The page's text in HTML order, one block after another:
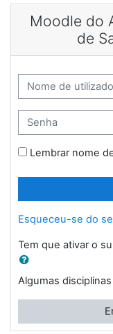
Ir para o conteúdo
Moodle do
de
Nome de utilizador
Senha
Lembrar nome
Esqueceu-se do
Tem que ativar o
Algumas